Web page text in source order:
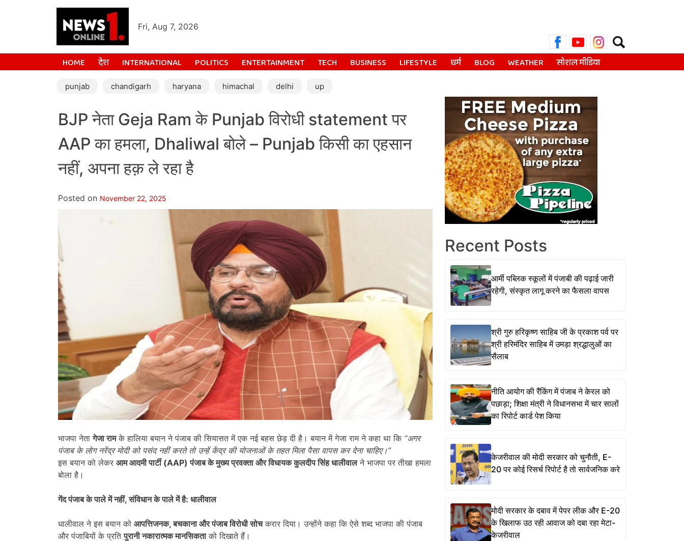
Fri, Aug 7, 2026
Search
for:
HOME देश INTERNATIONAL POLITICS ENTERTAINMENT TECH BUSINESS LIFESTYLE धर्म BLOG WEATHER सोशल मीडिया
punjab chandigarh haryana himachal delhi up
BJP नेता Geja Ram के Punjab विरोधी statement पर
AAP का हमला, Dhaliwal बोले – Punjab किसी का एहसान
नहीं, अपना हक़ ले रहा है
Posted on November 22, 2025
भाजपा नेतागेजा रामके हालिया बयान ने पंजाब की सियासत में एक नई बहस छेड़ दी है। बयान में गेजा राम ने कहा था कि “अगर
पंजाब के लोग नरेंद्र मोदी को पसंद नहीं करते तो उन्हें केंद्र की योजनाओं के तहत मिला पैसा वापस कर देना चाहिए।”
इस बयान को लेकर आम आदमी पार्टी (AAP)पंजाब के मुख्य प्रवक्ता और विधायक कुलदीप सिंह धालीवालने भाजपा पर तीखा हमला
बोला है।
गेंद पंजाब के पाले में नहीं,संविधान के पाले में है: धालीवाल
धालीवाल ने इस बयान को आपत्तिजनक,बचकाना और पंजाब विरोधी सोचकरार दिया। उन्होंने कहा कि ऐसे शब्द भाजपा की पंजाब
और पंजाबियों के प्रतिपुरानी नकारात्मक मानसिकताको दिखाते हैं।
Recent Posts
आर्मी पब्लिक स्कूलों में पंजाबी की पढ़ाई जारी
रहेगी, संस्कृत लागू करने का फैसला वापस
श्री गुरु हरिकृष्ण साहिब जी के प्रकाश पर्व पर
श्री हरिमंदिर साहिब में उमड़ा श्रद्धालुओं का
सैलाब
नीति आयोग की रैंकिंग में पंजाब ने केरल को
पछाड़ा; शिक्षा मंत्री ने विधानसभा में चार सालों
का रिपोर्ट कार्ड पेश किया
केजरीवाल की मोदी सरकार को चुनौती, E-
20 पर कोई रिसर्च रिपोर्ट है तो सार्वजनिक करे
मोदी सरकार के दबाव में पेपर लीक और E-20
के खिलाफ उठ रही आवाज को दबा रहा मेटा-
केजरीवाल